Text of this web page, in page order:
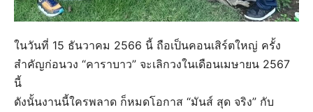
ในวันที่ 15 ธันวาคม 2566 นี้ ถือเป็นคอนเสิร์ตใหญ่ ครั้ง
สำคัญก่อนวง “คาราบาว” จะเลิกวงในเดือนเมษายน 2567
นี้
ดังนั้นงานนี้ใครพลาด ก็หมดโอกาส “มันส์ สุด จริง” กับ